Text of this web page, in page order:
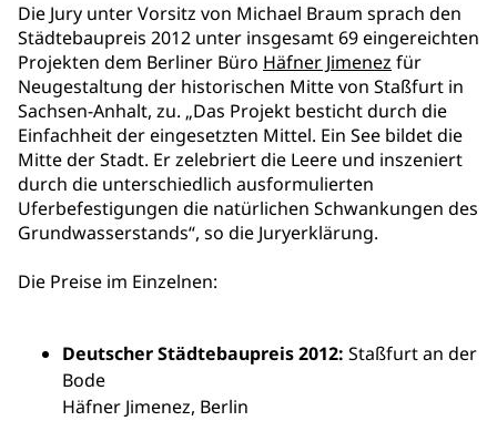
Die Jury unter Vorsitz von Michael Braum sprach den
Städtebaupreis 2012 unter insgesamt 69 eingereichten
Projekten dem Berliner Büro Häfner Jimenez für
Neugestaltung der historischen Mitte von Staßfurt in
Sachsen-Anhalt, zu. „Das Projekt besticht durch die
Einfachheit der eingesetzten Mittel. Ein See bildet die
Mitte der Stadt. Er zelebriert die Leere und inszeniert
durch die unterschiedlich ausformulierten
Uferbefestigungen die natürlichen Schwankungen des
Grundwasserstands“, so die Juryerklärung.
Die Preise im Einzelnen:
Deutscher Städtebaupreis 2012: Staßfurt an der
Bode
Häfner Jimenez, Berlin